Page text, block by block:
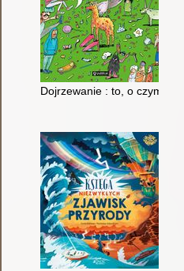
Dojrzewanie : to, o czym